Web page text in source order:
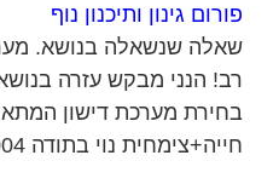
פורום גינון ותיכנון נוף
שאלה שנשאלה בנושא.
רב! הנני מבקש עזרה
בחירת מערכת דישון
חייה+צימחית נוי בתודה 08-08-2004...